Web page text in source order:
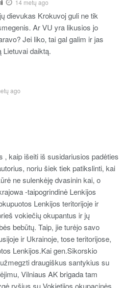
14 metų ago
dievukas Krokuvoj guli ne tik
Ar VU yra likusios jo
Jei liko, tai gal galim ir jas
Lietuvai daiktą.
ago
, kaip išeiti iš susidariusios padėties
noriu šiek tiek patikslinti, kai
ne sulenkėję dvasinin kai, o
-taipogrindinė Lenkijos
Lenkijos teritorijoje ir
vokiečių okupantus ir jų
bebūtų. Taip, jie turėjo savo
ir Ukrainoje, tose teritorijose,
Lenkijos.Kai gen.Sikorskio
draugiškus santykius su
Vilniaus AK brigada tam
ryšius su Vokietijos okupacinės